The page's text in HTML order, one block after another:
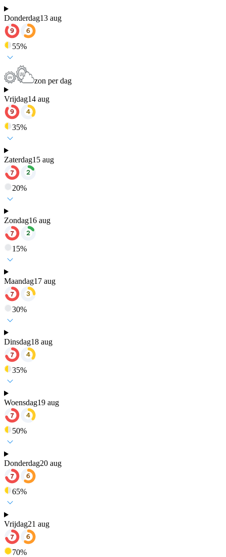
Donderdag13 aug
55%
zon per dag
Vrijdag14 aug
35%
Zaterdag15 aug
20%
Zondag16 aug
15%
Maandag17 aug
30%
Dinsdag18 aug
35%
Woensdag19 aug
50%
Donderdag20 aug
65%
Vrijdag21 aug
70%